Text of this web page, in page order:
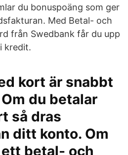
du bonuspoäng som ger
Med Betal- och
från Swedbank får du upp
kredit.
kort är snabbt
du betalar
så dras
ditt konto. Om
betal- och